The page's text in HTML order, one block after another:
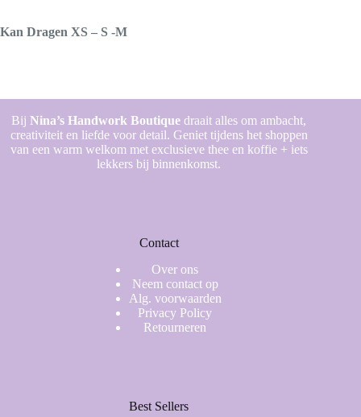
Kan Dragen XS – S -M
BijNina’s Handwork Boutique draait alles om ambacht,
creativiteit en liefde voor detail. Geniet tijdens het shoppen
van een warm welkom met exclusieve thee en koffie + iets
lekkers bij binnenkomst.
Contact
Over ons
Neem contact op
Alg. voorwaarden
Privacy Policy
Retourneren
Best Sellers